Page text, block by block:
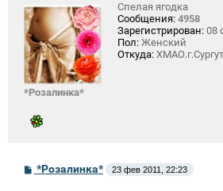
*Розалинка*
Спелая ягодка
Сообщения: 4958
Зарегистрирован: 08
Пол: Женский
Откуда: ХМАО.г.Сургут
С*Розалинка* 23 фев 2011, 22:23